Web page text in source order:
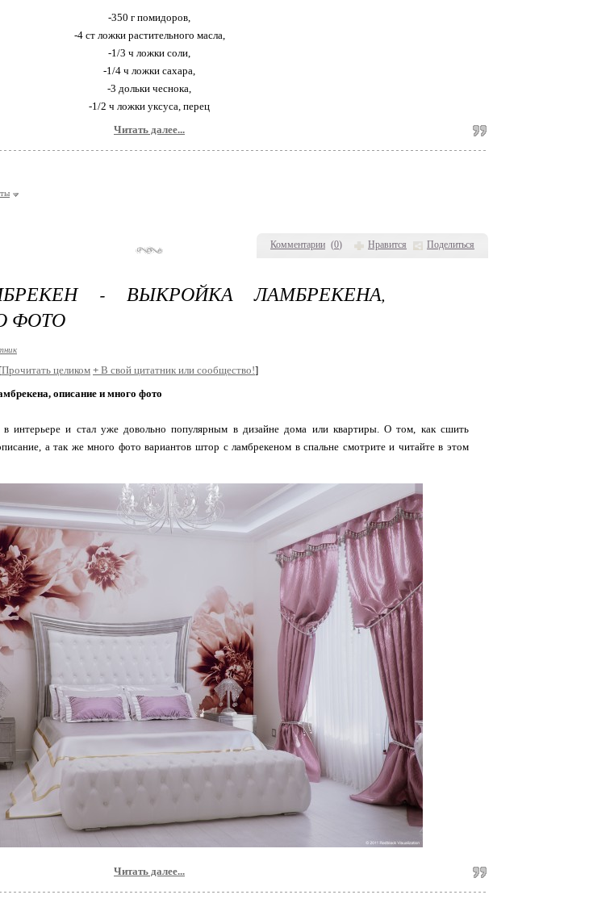
Комментарии (0) Нравится Поделиться
-350 г помидоров,
-4 ст ложки растительного масла,
-1/3 ч ложки соли,
-1/4 ч ложки сахара,
-3 дольки чеснока,
-1/2 ч ложки уксуса, перец
Читать далее...
- ВЫКРОЙКА ЛАМБРЕКЕНА,
ФОТО
[Прочитать целиком + В свой цитатник или сообщество!]
описание и много фото
в интерьере и стал уже довольно популярным в дизайне дома или квартиры. О том, как сшить
а так же много фото вариантов штор с ламбрекеном в спальне смотрите и читайте в этом
Читать далее...